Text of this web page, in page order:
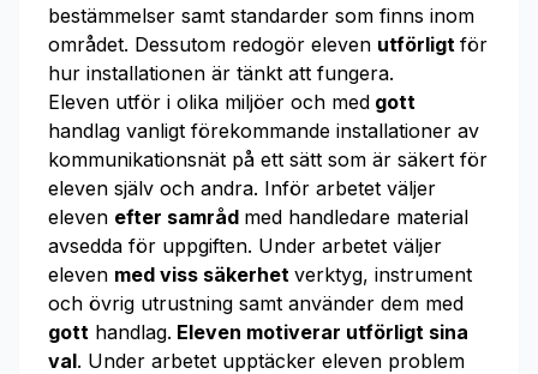
bestämmelser samt standarder som finns inom
området. Dessutom redogör eleven utförligt för
hur installationen är tänkt att fungera.
Eleven utför i olika miljöer och med gott
handlag vanligt förekommande installationer av
kommunikationsnät på ett sätt som är säkert för
eleven själv och andra. Inför arbetet väljer
eleven efter samråd med handledare material
avsedda för uppgiften. Under arbetet väljer
eleven med viss säkerhet verktyg, instrument
och övrig utrustning samt använder dem med
gott handlag. Eleven motiverar utförligt sina
val. Under arbetet upptäcker eleven problem